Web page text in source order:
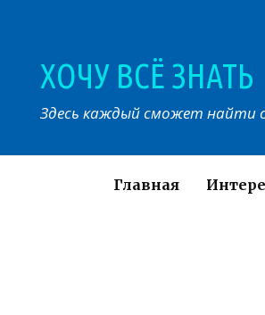
ХОЧУ ВСЁ ЗНАТЬ
Здесь каждый сможет найти
Главная